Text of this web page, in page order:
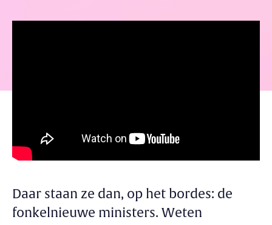
Daar staan ze dan, op het bordes: de
fonkelnieuwe ministers. Weten